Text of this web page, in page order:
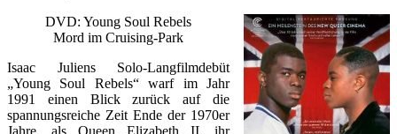
DVD: Young Soul Rebels
Mord im Cruising-Park
Isaac Juliens Solo-Langfilmdebüt
„Young Soul Rebels“ warf im Jahr
1991 einen Blick zurück auf die
spannungsreiche Zeit Ende der 1970er
Jahre, als Queen Elizabeth II. ihr